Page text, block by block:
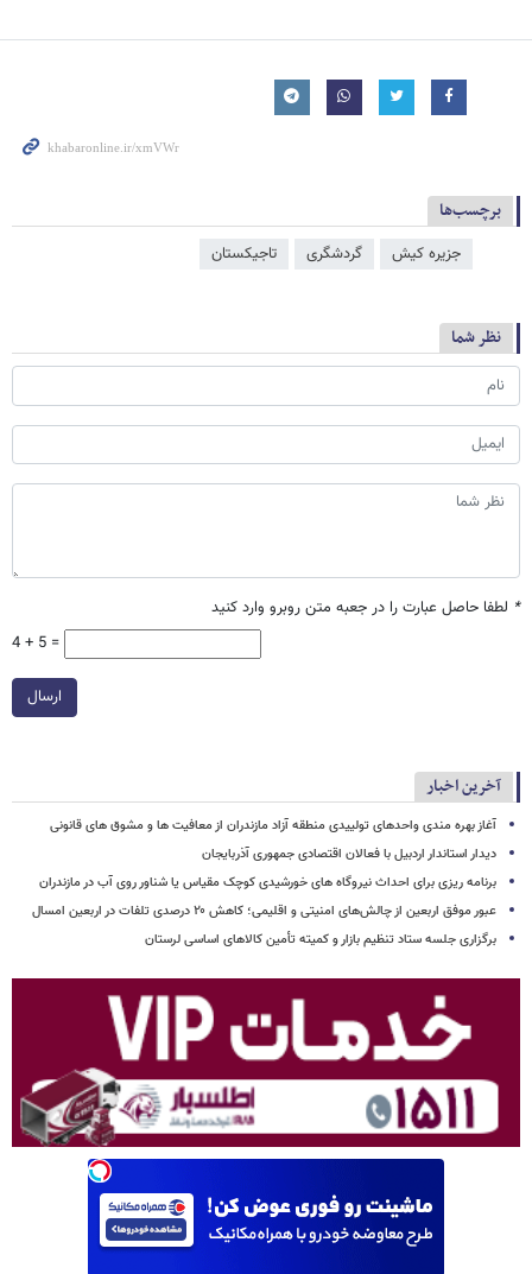
برچسب‌ها
جزیره کیش گردشگری تاجیکستان
نظر شما
* لطفا حاصل عبارت را در جعبه متن روبرو وارد کنید
4 + 5 =
ارسال
آخرین اخبار
آغاز بهره مندی واحدهای تولییدی منطقه آزاد مازندران از معافیت ها و مشوق های قانونی
دیدار استاندار اردبیل با فعالان اقتصادی جمهوری آذربایجان
برنامه ریزی برای احداث نیروگاه های خورشیدی کوچک مقیاس یا شناور روی آب در مازندران
عبور موفق اربعین از چالش‌های امنیتی و اقلیمی؛ کاهش ۲۰ درصدی تلفات در اربعین امسال
برگزاری جلسه ستاد تنظیم بازار و کمیته تأمین کالاهای اساسی لرستان